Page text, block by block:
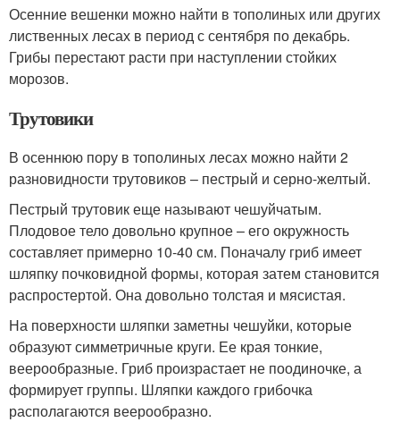
Осенние вешенки можно найти в тополиных или других
лиственных лесах в период с сентября по декабрь.
Грибы перестают расти при наступлении стойких
морозов.
Трутовики
В осеннюю пору в тополиных лесах можно найти 2
разновидности трутовиков – пестрый и серно-желтый.
Пестрый трутовик еще называют чешуйчатым.
Плодовое тело довольно крупное – его окружность
составляет примерно 10-40 см. Поначалу гриб имеет
шляпку почковидной формы, которая затем становится
распростертой. Она довольно толстая и мясистая.
На поверхности шляпки заметны чешуйки, которые
образуют симметричные круги. Ее края тонкие,
веерообразные. Гриб произрастает не поодиночке, а
формирует группы. Шляпки каждого грибочка
располагаются веерообразно.